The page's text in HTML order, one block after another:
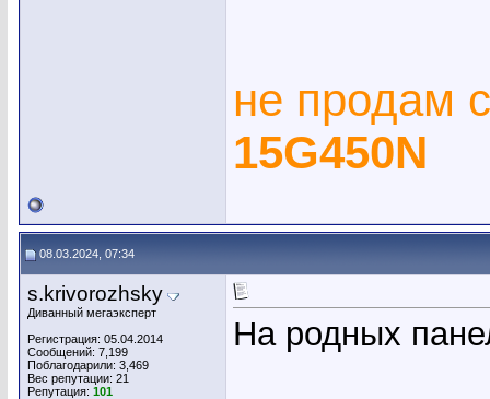
не продам
15G450N
08.03.2024, 07:34
s.krivorozhsky
Диванный мегаэксперт
Регистрация: 05.04.2014
Сообщений: 7,199
Поблагодарили: 3,469
Вес репутации: 21
Репутация: 101
На родных